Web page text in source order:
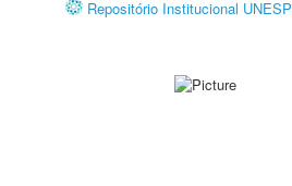
Repositório Institucional UNESP